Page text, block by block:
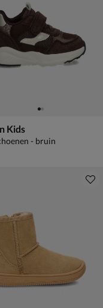
Kids
- bruin